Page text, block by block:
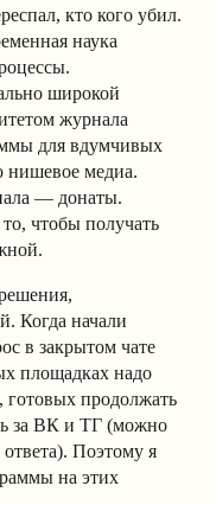
кто кого убил.
наука
широкой
журнала
для вдумчивых
нишевое медиа.
— донаты.
чтобы получать
Когда начали
в закрытом чате
площадках надо
готовых продолжать
за ВК и ТГ (можно
Поэтому я
на этих